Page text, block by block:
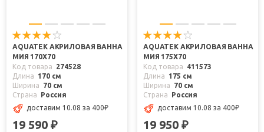
AQUATEK АКРИЛОВАЯ ВАННА
МИЯ 170X70
Код товара
274528
Длина
170 см
Ширина
70 см
Страна
Россия
доставим 10.08 за 400₽
19 590 ₽
AQUATEK АКРИЛОВАЯ ВАННА
МИЯ 175X70
Код товара
411573
Длина
175 см
Ширина
70 см
Страна
Россия
доставим 10.08 за 400₽
19 950 ₽